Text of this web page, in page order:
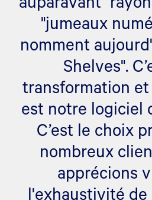
"jumeaux
nomment
Shelves".
transformation
est notre logiciel
C’est le choix
nombreux
apprécions
l'exhaustivité de